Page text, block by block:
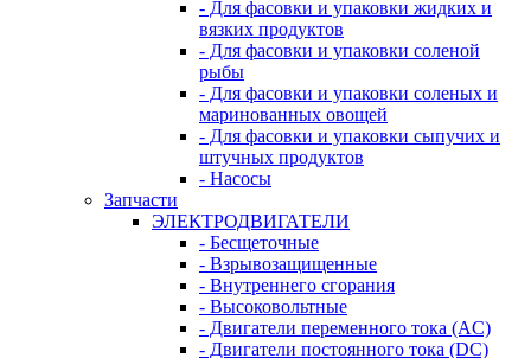
- Для фасовки и упаковки жидких и
вязких продуктов
- Для фасовки и упаковки соленой
рыбы
- Для фасовки и упаковки соленых и
маринованных овощей
- Для фасовки и упаковки сыпучих и
штучных продуктов
- Насосы
Запчасти
ЭЛЕКТРОДВИГАТЕЛИ
- Бесщеточные
- Взрывозащищенные
- Внутреннего сгорания
- Высоковольтные
- Двигатели переменного тока (AC)
- Двигатели постоянного тока (DC)